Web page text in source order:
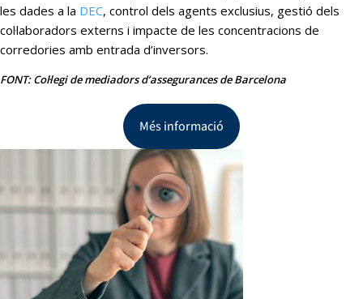
les dades a la DEC, control dels agents exclusius, gestió dels
col·laboradors externs i impacte de les concentracions de
corredories amb entrada d’inversors.
FONT: Col·legi de mediadors d’assegurances de Barcelona
Més informació